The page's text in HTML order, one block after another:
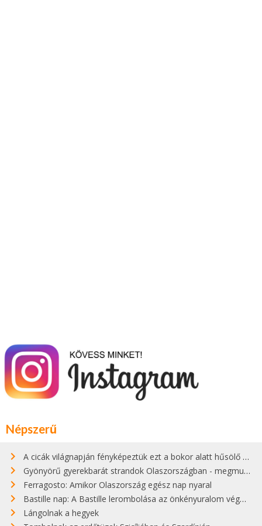
Népszerű
A cicák világnapján fényképeztük ezt a bokor alatt hűsölő cicát Kisorosziban
Gyönyörű gyerekbarát strandok Olaszországban - megmutatjuk a 15 legjobbat
Ferragosto: Amikor Olaszország egész nap nyaral
Bastille nap: A Bastille lerombolása az önkényuralom végét jelentette
Lángolnak a hegyek